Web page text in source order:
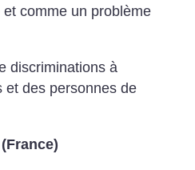
comme un problème
discriminations à
et des personnes de